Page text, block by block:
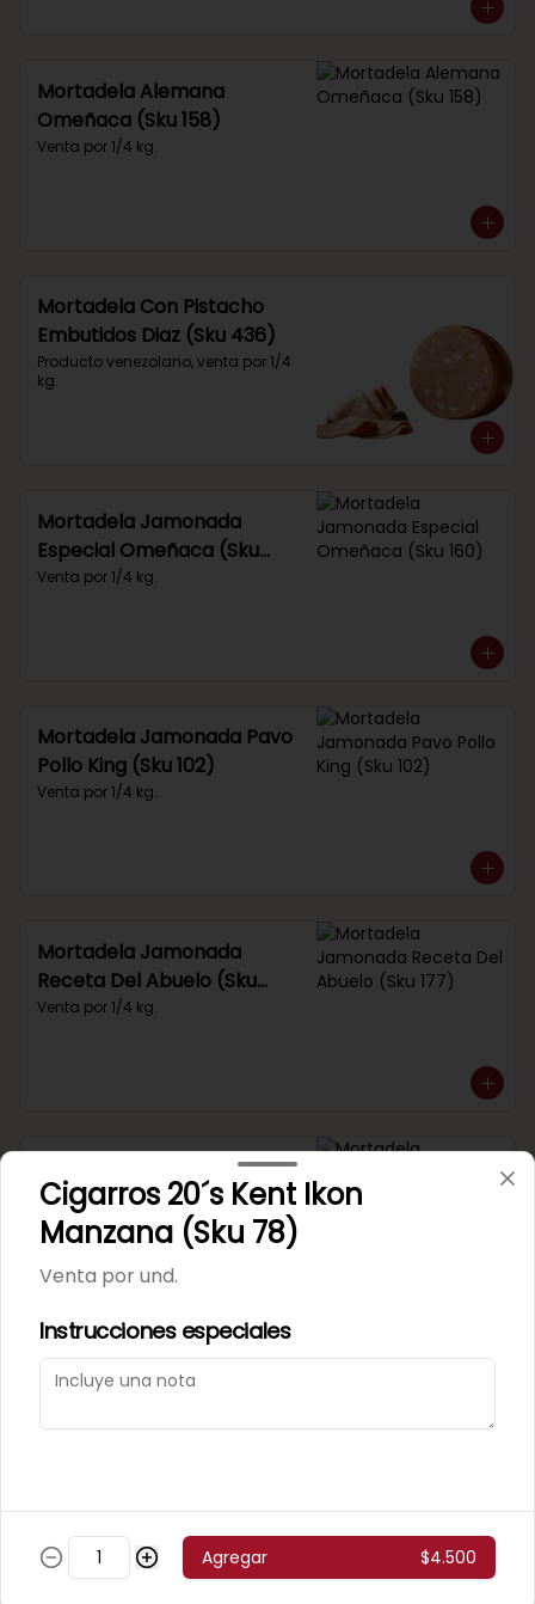
Mortadela Alemana
Omeñaca (Sku 158)
Venta por 1/4 kg.
Mortadela Con Pistacho
Embutidos Diaz (Sku 436)
Producto venezolano, venta por 1/4
kg.
Mortadela Jamonada
Especial Omeñaca (Sku
160)
Venta por 1/4 kg.
Mortadela Jamonada Pavo
Pollo King (Sku 102)
Venta por 1/4 kg.
Mortadela Jamonada
Receta Del Abuelo (Sku
177)
Venta por 1/4 kg.
Mortadela Jamonada
Supercerdo (Sku 101)
Venta por 1/4 kg.
Mortadela Jamonada
Cigarros 20´s Kent Ikon
Manzana (Sku 78)
Venta por und.
Instrucciones especiales
Agregar $4.500